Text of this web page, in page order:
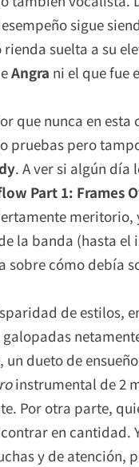
sigue
suelta a su
Angra ni el que fue
que nunca en
pruebas pero
. A ver si algún día
Part 1: Frames
la banda (hasta el
cómo debía
de estilos,
dueto de
instrumental de 2
Por otra parte,
en cantidad.
y de atención,